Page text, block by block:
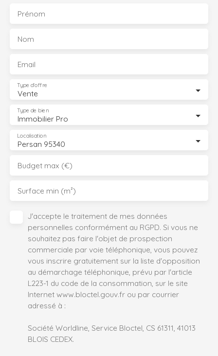
Prénom
Nom
Email
Vente
Type d'offre
Immobilier Pro
Type de bien
Persan 95340
Localisation
Budget max (€)
Surface min (m²)
J'accepte le traitement de mes données
personnelles conformément au RGPD. Si vous ne
souhaitez pas faire l'objet de prospection
commerciale par voie téléphonique, vous pouvez
vous inscrire gratuitement sur la liste d'opposition
au démarchage téléphonique, prévu par l'article
L223-1 du code de la consommation, sur le site
Internet www.bloctel.gouv.fr ou par courrier
adressé à :
Société Worldline, Service Bloctel, CS 61311, 41013
BLOIS CEDEX.